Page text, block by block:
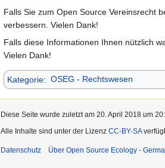
Falls Sie zum Open Source Vereinsrecht
verbessern. Vielen Dank!
Falls diese Informationen Ihnen nützlich
Vielen Dank!
Kategorie: OSEG - Rechtswesen
Diese Seite wurde zuletzt am 20. April 2018 um
Alle Inhalte sind unter der Lizenz CC-BY-SA
Datenschutz Über Open Source Ecology -